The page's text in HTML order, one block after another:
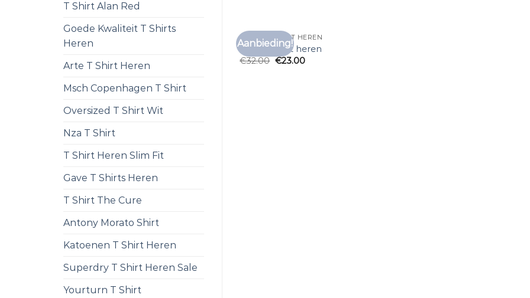
T Shirt Alan Red
Goede Kwaliteit T Shirts
Heren
Arte T Shirt Heren
Msch Copenhagen T Shirt
Oversized T Shirt Wit
Nza T Shirt
T Shirt Heren Slim Fit
Gave T Shirts Heren
T Shirt The Cure
Antony Morato Shirt
Katoenen T Shirt Heren
Superdry T Shirt Heren Sale
Yourturn T Shirt
Aanbieding!
Toevoegen
aan
ONDER T SHIRT HEREN
onder t shirt heren
€32.00 €23.00